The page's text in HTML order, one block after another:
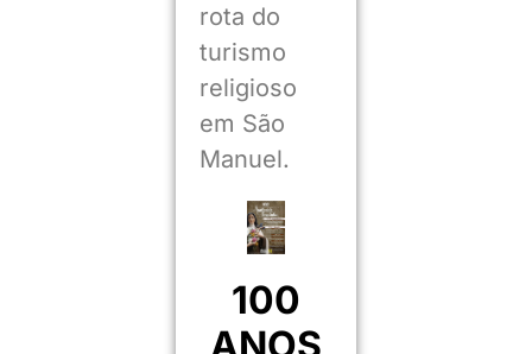
rota do
turismo
religioso
em São
Manuel.
100
ANOS